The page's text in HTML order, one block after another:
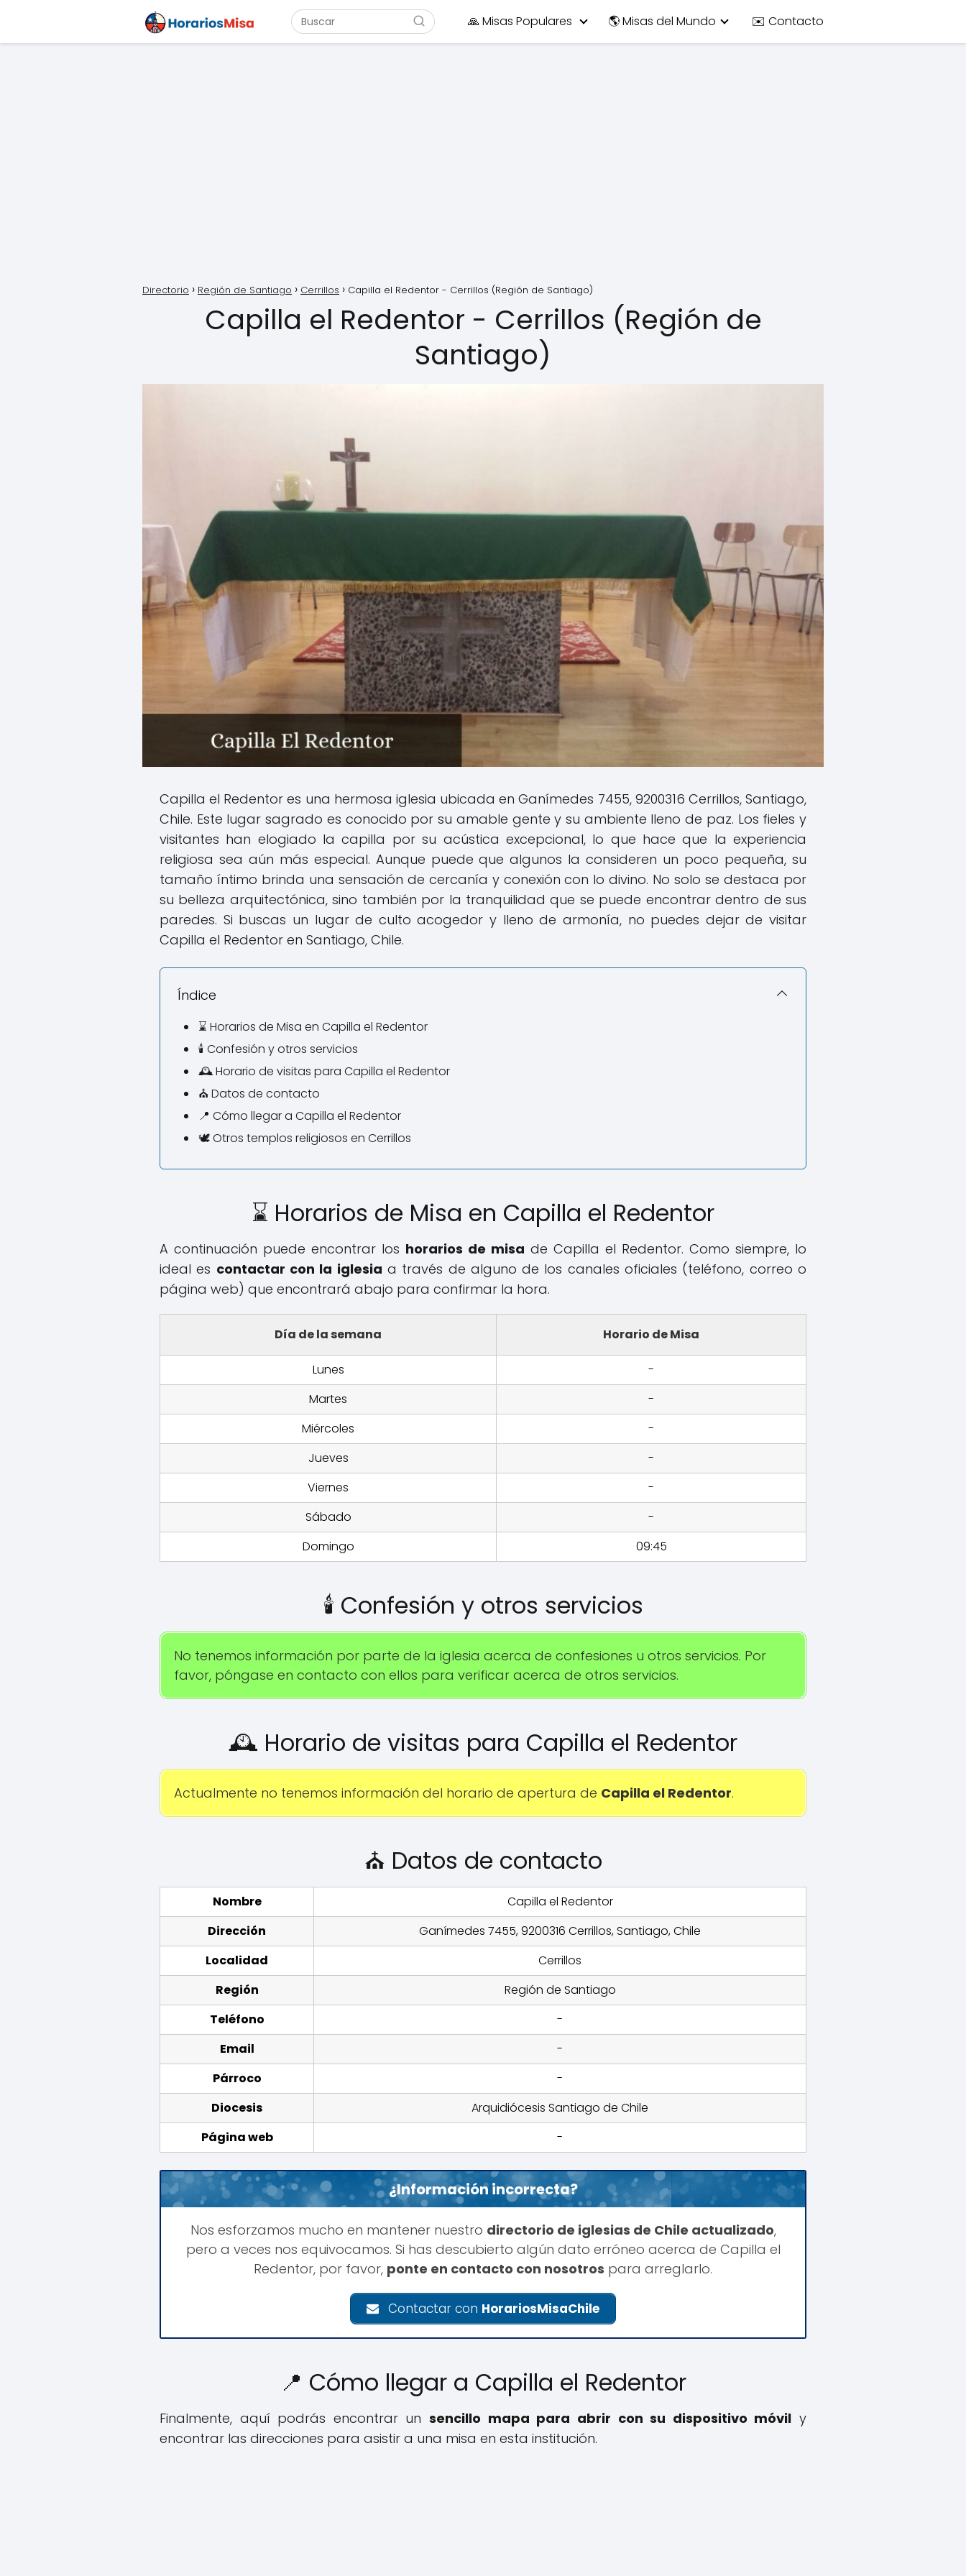
🙏 Misas Populares 🌎 Misas del Mundo ✉️ Contacto
Directorio Región de Santiago Cerrillos Capilla el Redentor - Cerrillos (Región de Santiago)
Capilla el Redentor - Cerrillos (Región de
Santiago)
Capilla el Redentor es una hermosa iglesia ubicada en Ganímedes 7455, 9200316 Cerrillos, Santiago,
Chile. Este lugar sagrado es conocido por su amable gente y su ambiente lleno de paz. Los fieles y
visitantes han elogiado la capilla por su acústica excepcional, lo que hace que la experiencia
religiosa sea aún más especial. Aunque puede que algunos la consideren un poco pequeña, su
tamaño íntimo brinda una sensación de cercanía y conexión con lo divino. No solo se destaca por
su belleza arquitectónica, sino también por la tranquilidad que se puede encontrar dentro de sus
paredes. Si buscas un lugar de culto acogedor y lleno de armonía, no puedes dejar de visitar
Capilla el Redentor en Santiago, Chile.
Índice
⌛ Horarios de Misa en Capilla el Redentor
🕯️ Confesión y otros servicios
🕰️ Horario de visitas para Capilla el Redentor
⛪ Datos de contacto
📍 Cómo llegar a Capilla el Redentor
🕊️ Otros templos religiosos en Cerrillos
⌛ Horarios de Misa en Capilla el Redentor
A continuación puede encontrar los horarios de misa de Capilla el Redentor. Como siempre, lo
ideal es contactar con la iglesia a través de alguno de los canales oficiales (teléfono, correo o
página web) que encontrará abajo para confirmar la hora.
Día de la semana Horario de Misa
Lunes
-
Martes
-
Miércoles
-
Jueves
-
Viernes
-
Sábado
-
Domingo
09:45
🕯️ Confesión y otros servicios
No tenemos información por parte de la iglesia acerca de confesiones u otros servicios. Por
favor, póngase en contacto con ellos para verificar acerca de otros servicios.
🕰️ Horario de visitas para Capilla el Redentor
Actualmente no tenemos información del horario de apertura de Capilla el Redentor.
⛪ Datos de contacto
Nombre
Capilla el Redentor
Dirección
Ganímedes 7455, 9200316 Cerrillos, Santiago, Chile
Localidad
Cerrillos
Región
Región de Santiago
Teléfono
-
Email
-
Párroco
-
Diocesis
Arquidiócesis Santiago de Chile
Página web
-
¿Información incorrecta?
Nos esforzamos mucho en mantener nuestro directorio de iglesias de Chile actualizado,
pero a veces nos equivocamos. Si has descubierto algún dato erróneo acerca de Capilla el
Redentor, por favor, ponte en contacto con nosotros para arreglarlo.
Contactar con HorariosMisaChile
📍 Cómo llegar a Capilla el Redentor
Finalmente, aquí podrás encontrar unsencillo mapa para abrir con su dispositivo móvil y
encontrar las direcciones para asistir a una misa en esta institución.